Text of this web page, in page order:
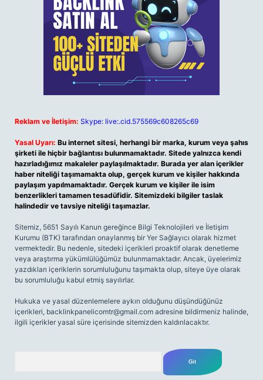
Reklam ve İletişim: Skype: live:.cid.575569c608265c69
Yasal Uyarı: Bu internet sitesi, herhangi bir marka, kurum veya şahıs
şirketi ile hiçbir bağlantısı bulunmamaktadır. Sitede yalnızca kendi
hazırladığımız makaleler paylaşılmaktadır. Burada yer alan içerikler
haber niteliği taşımamakta olup, gerçek kurum ve kişiler hakkında
paylaşım yapılmamaktadır. Gerçek kurum ve kişiler ile isim
benzerlikleri tamamen tesadüfidir. Sitemizdeki bilgiler taslak
halindedir ve tavsiye niteliği taşımazlar.
Sitemiz, 5651 Sayılı Kanun gereğince Bilgi Teknolojileri ve İletişim
Kurumu (BTK) tarafından onaylanmış bir Yer Sağlayıcı olarak hizmet
vermektedir. Bu nedenle, sitedeki içerikleri proaktif olarak denetleme
veya araştırma yükümlülüğümüz bulunmamaktadır. Ancak, üyelerimiz
yazdıkları içeriklerin sorumluluğunu taşımakta olup, siteye üye olarak
bu sorumluluğu kabul etmiş sayılırlar.
Hukuka ve yasal düzenlemelere aykırı olduğunu düşündüğünüz
içerikleri, backlinkpanelicomtr@gmail.com adresine bildirmeniz halinde,
ilgili içerikler yasal süre içerisinde sitemizden kaldırılacaktır.